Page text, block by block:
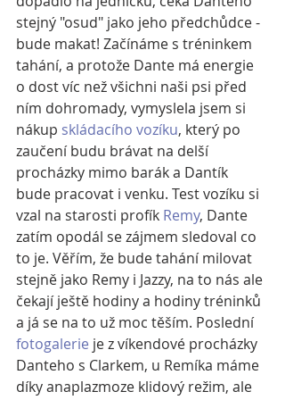
stejný "osud" jako jeho předchůdce -
bude makat! Začínáme s tréninkem
tahání, a protože Dante má energie
o dost víc než všichni naši psi před
ním dohromady, vymyslela jsem si
nákup skládacího vozíku, který po
zaučení budu brávat na delší
procházky mimo barák a Dantík
bude pracovat i venku. Test vozíku si
vzal na starosti profík Remy, Dante
zatím opodál se zájmem sledoval co
to je. Věřím, že bude tahání milovat
stejně jako Remy i Jazzy, na to nás ale
čekají ještě hodiny a hodiny tréninků
a já se na to už moc těším. Poslední
fotogalerie je z víkendové procházky
Danteho s Clarkem, u Remíka máme
díky anaplazmoze klidový režim, ale